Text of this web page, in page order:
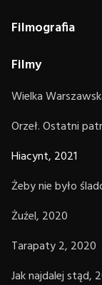
Filmografia
Filmy
Wielka
Orzeł. Ostatni
Hiacynt, 2021
Żeby nie było
Żużel, 2020
Tarapaty 2, 2020
Jak najdalej stąd,